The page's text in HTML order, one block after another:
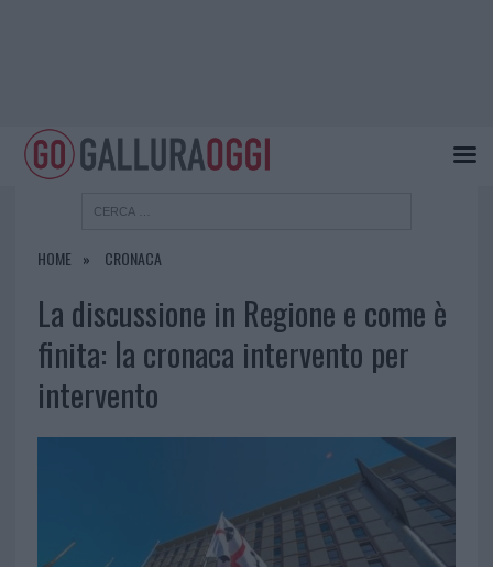
HOME CRONACA
La discussione in Regione e come è
finita: la cronaca intervento per
intervento